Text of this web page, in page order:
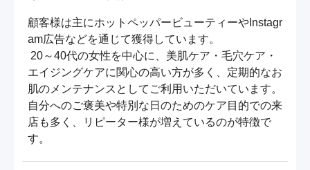
顧客様は主にホットペッパービューティーやInstagr
am広告などを通じて獲得しています。
エイジングケアに関心の高い方が多く、定期的なお
肌のメンテナンスとしてご利用いただいています。
自分へのご褒美や特別な日のためのケア目的での来
店も多く、リピーター様が増えているのが特徴で
す。